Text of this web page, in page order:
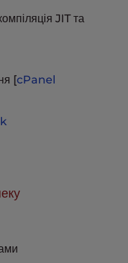
JIT та
[cPanel